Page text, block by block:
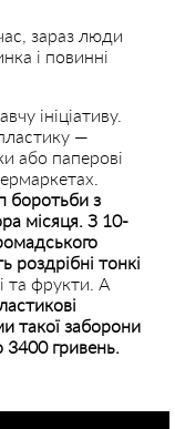
зараз люди
і повинні
ініціативу.
—
або паперові
боротьби з
місяця. З 10-
роздрібні тонкі
та фрукти. А
такої заборони
гривень.